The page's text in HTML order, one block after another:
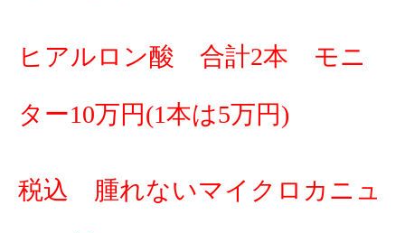
ヒアルロン酸 合計2本 モニ
ター10万円(1本は5万円)
税込 腫れないマイクロカニュ